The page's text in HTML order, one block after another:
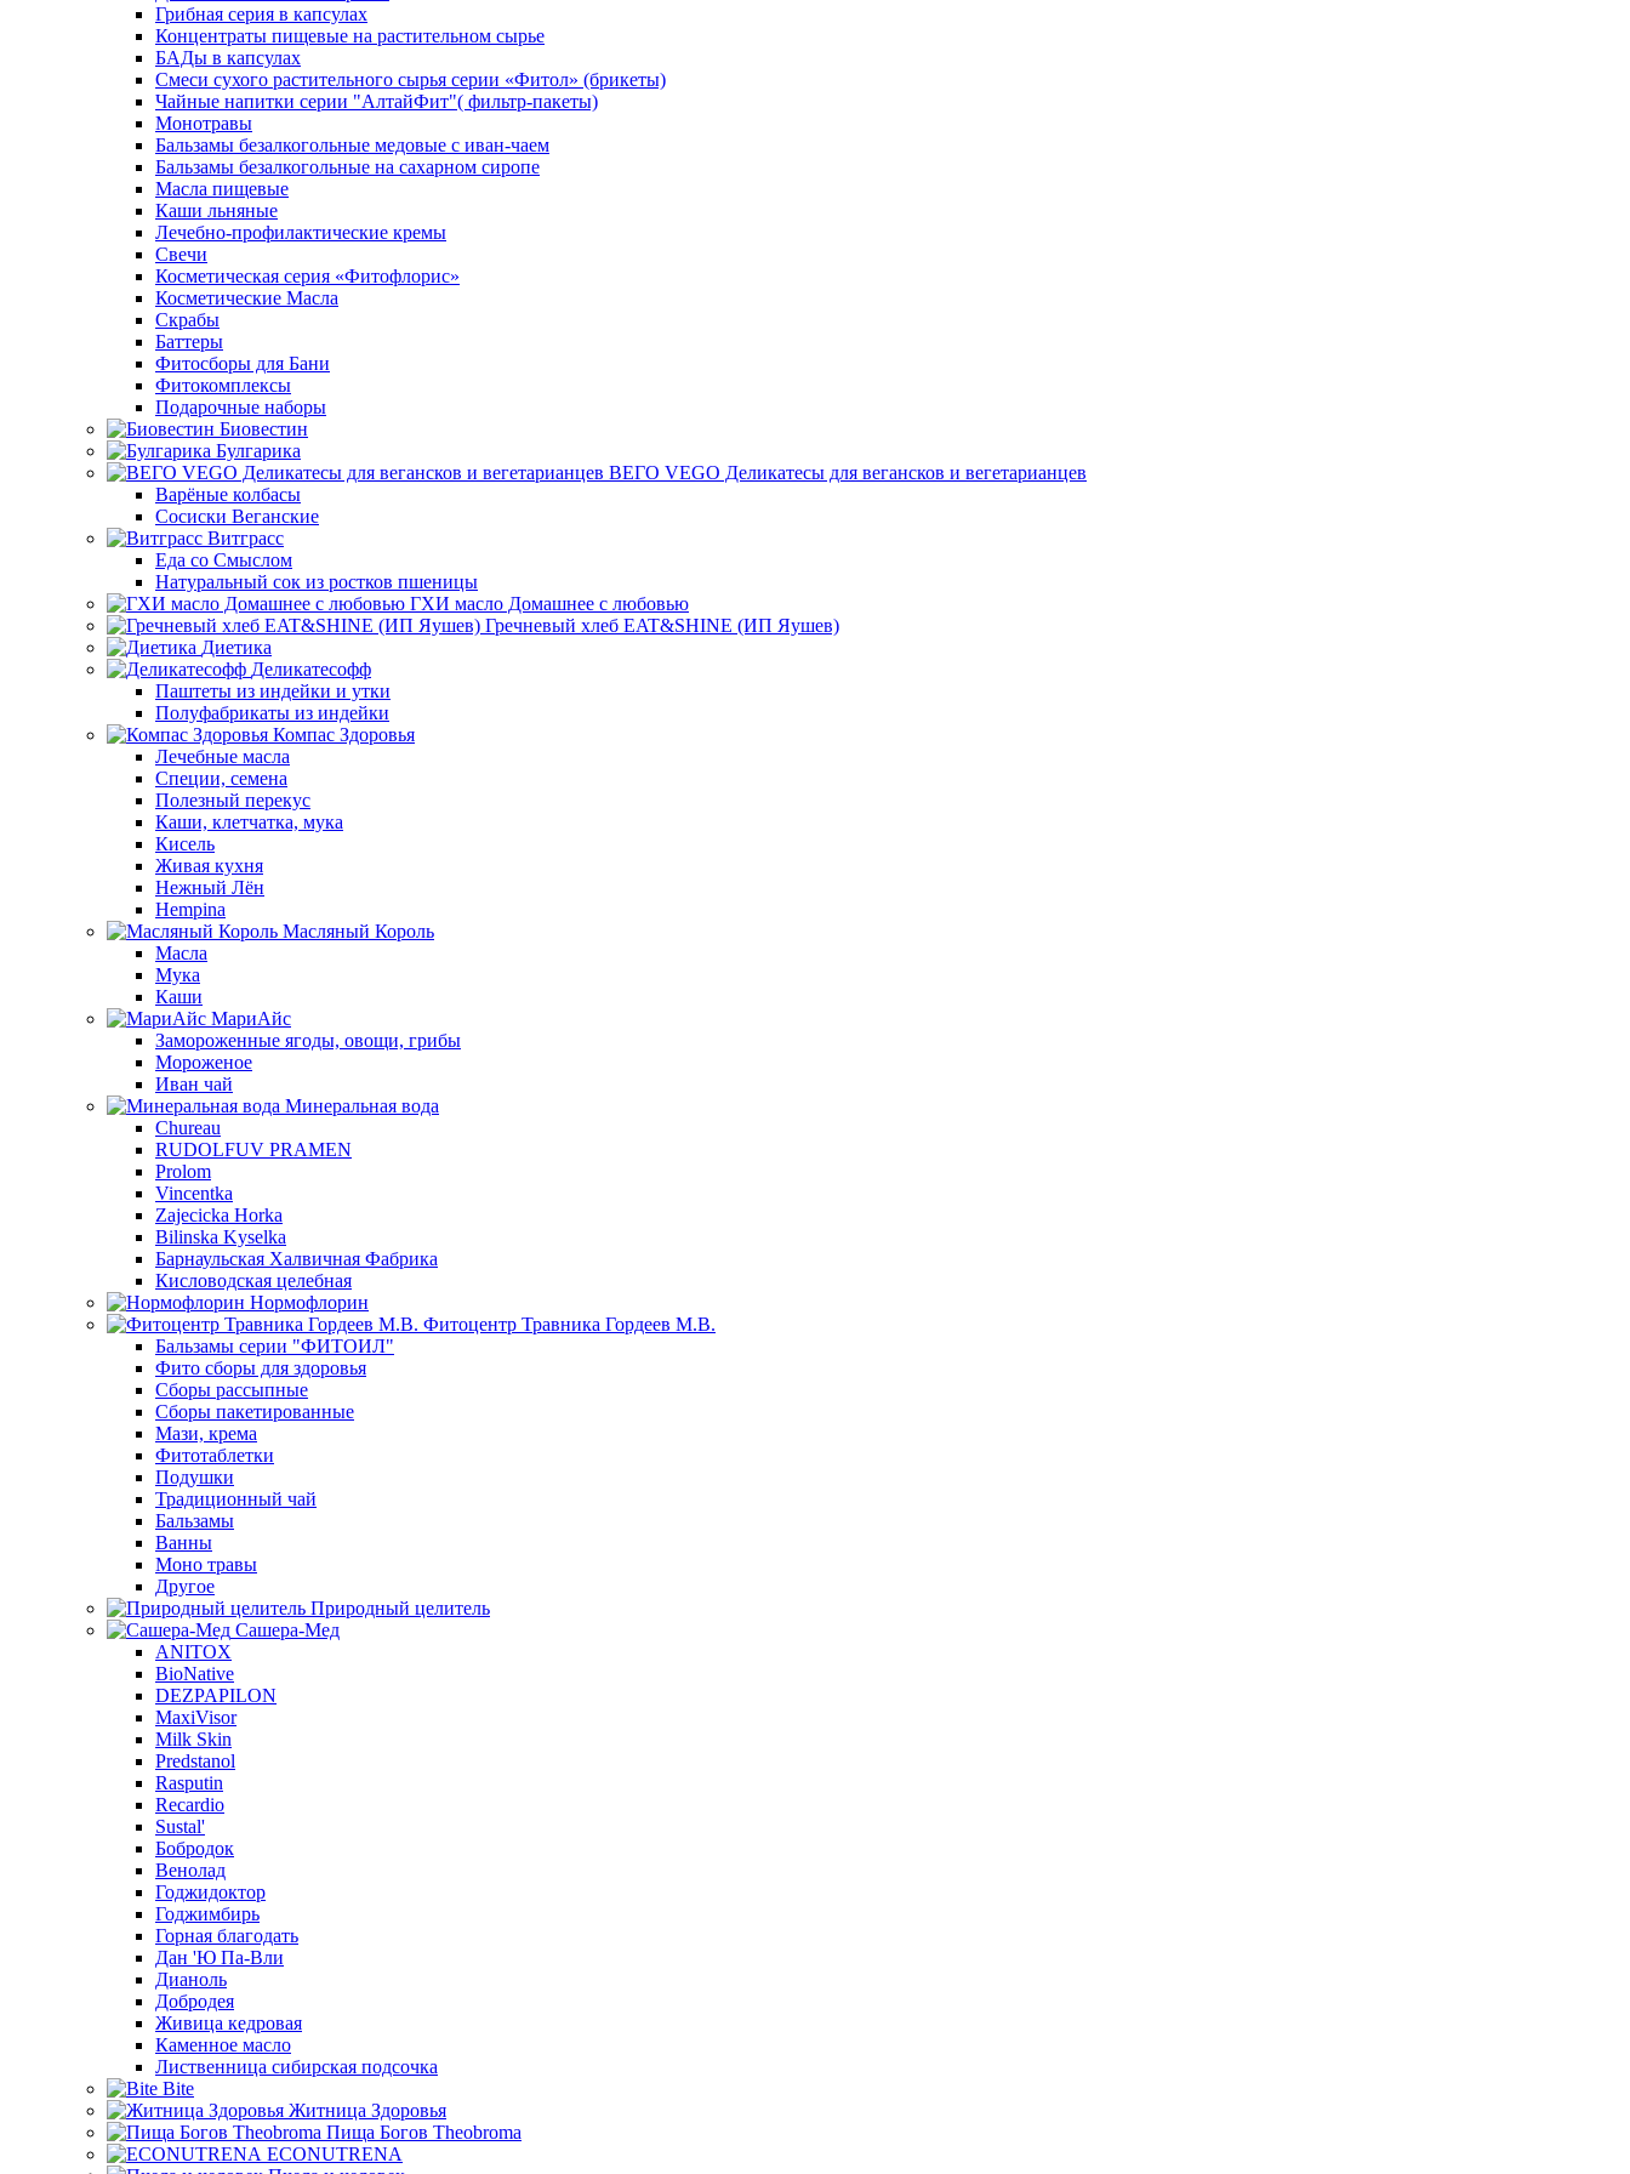
Грибная серия в капсулах
Концентраты пищевые на растительном сырье
БАДы в капсулах
Смеси сухого растительного сырья серии «Фитол» (брикеты)
Чайные напитки серии "АлтайФит"( фильтр-пакеты)
Монотравы
Бальзамы безалкогольные медовые с иван-чаем
Бальзамы безалкогольные на сахарном сиропе
Масла пищевые
Каши льняные
Лечебно-профилактические кремы
Свечи
Косметическая серия «Фитофлорис»
Косметические Масла
Скрабы
Баттеры
Фитосборы для Бани
Фитокомплексы
Подарочные наборы
Биовестин
Булгарика
ВЕГО VEGO Деликатесы для вегансков и вегетарианцев
Варёные колбасы
Сосиски Веганские
Витграсс
Еда со Смыслом
Натуральный сок из ростков пшеницы
ГХИ масло Домашнее с любовью
Гречневый хлеб EAT&SHINE (ИП Яушев)
Диетика
Деликатесофф
Паштеты из индейки и утки
Полуфабрикаты из индейки
Компас Здоровья
Лечебные масла
Специи, семена
Полезный перекус
Каши, клетчатка, мука
Кисель
Живая кухня
Нежный Лён
Hempina
Масляный Король
Масла
Мука
Каши
МариАйс
Замороженные ягоды, овощи, грибы
Мороженое
Иван чай
Минеральная вода
Chureau
RUDOLFUV PRAMEN
Prolom
Vincentka
Zajecicka Horka
Bilinska Kyselka
Барнаульская Халвичная Фабрика
Кисловодская целебная
Нормофлорин
Фитоцентр Травника Гордеев М.В.
Бальзамы серии "ФИТОИЛ"
Фито сборы для здоровья
Сборы рассыпные
Сборы пакетированные
Мази, крема
Фитотаблетки
Подушки
Традиционный чай
Бальзамы
Ванны
Моно травы
Другое
Природный целитель
Сашера-Мед
ANITOX
BioNative
DEZPAPILON
MaxiVisor
Milk Skin
Predstanol
Rasputin
Recardio
Sustal'
Бобродок
Венолад
Годжидоктор
Годжимбирь
Горная благодать
Дан 'Ю Па-Вли
Дианоль
Добродея
Живица кедровая
Каменное масло
Лиственница сибирская подсочка
Bite
Житница Здоровья
Пища Богов Theobroma
ECONUTRENA